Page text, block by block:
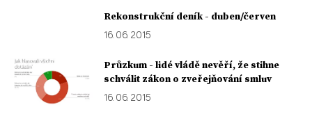
Rekonstrukční deník - duben/červen
16. 06. 2015
Průzkum - lidé vládě nevěří, že stihne
schválit zákon o zveřejňování smluv
16. 06. 2015